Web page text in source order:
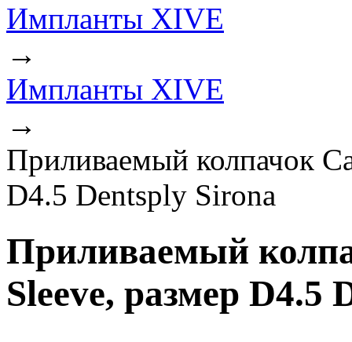
Импланты XIVE
→
Импланты XIVE
→
Приливаемый колпачок
D4.5 Dentsply Sirona
Приливаемый
Sleeve, размер D4.5